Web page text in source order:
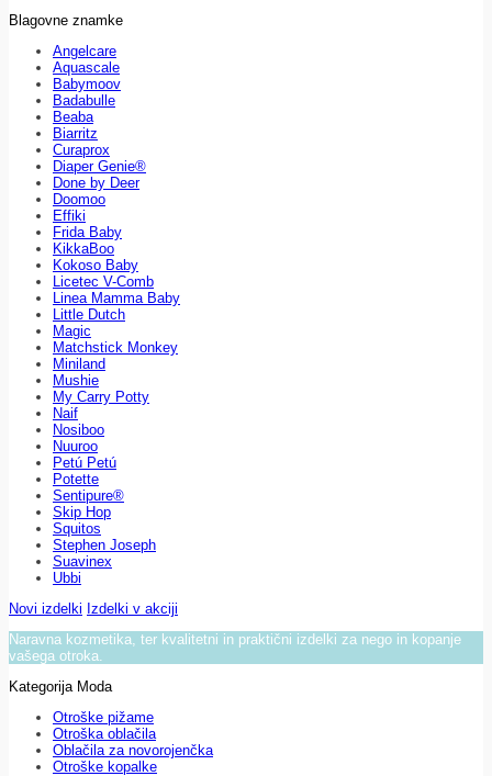
Blagovne znamke
Angelcare
Aquascale
Babymoov
Badabulle
Beaba
Biarritz
Curaprox
Diaper Genie®
Done by Deer
Doomoo
Effiki
Frida Baby
KikkaBoo
Kokoso Baby
Licetec V-Comb
Linea Mamma Baby
Little Dutch
Magic
Matchstick Monkey
Miniland
Mushie
My Carry Potty
Naif
Nosiboo
Nuuroo
Petú Petú
Potette
Sentipure®
Skip Hop
Squitos
Stephen Joseph
Suavinex
Ubbi
Novi izdelki Izdelki v akciji
Naravna kozmetika, ter kvalitetni in praktični izdelki za nego in kopanje
vašega otroka.
Kategorija Moda
Otroške pižame
Otroška oblačila
Oblačila za novorojenčka
Otroške kopalke